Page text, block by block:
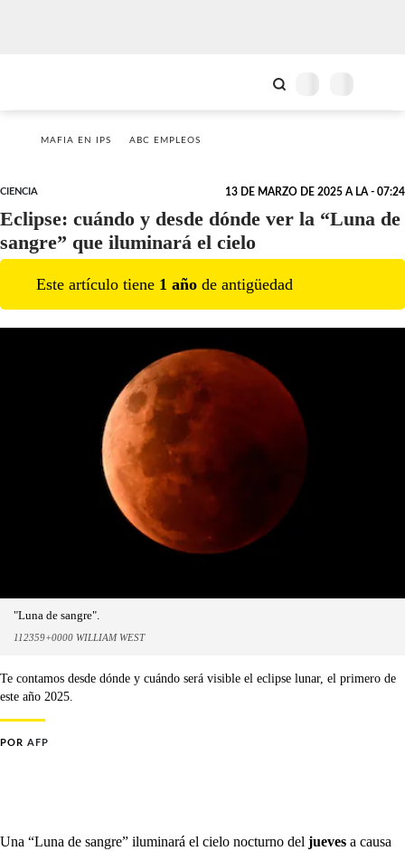
MAFIA EN IPS ABC EMPLEOS
CIENCIA 13 DE MARZO DE 2025 A LA - 07:24
Eclipse: cuándo y desde dónde ver la “Luna de
sangre” que iluminará el cielo
Este artículo tiene 1 año de antigüedad
"Luna de sangre".
112359+0000 WILLIAM WEST
Te contamos desde dónde y cuándo será visible el eclipse lunar, el primero de
este año 2025.
POR AFP
Una “Luna de sangre” iluminará el cielo nocturno del jueves a causa